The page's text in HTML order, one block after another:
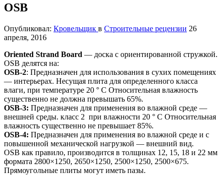
OSB
Опубликовал: Кровельщик в Строительные рецензии 26
апреля, 2016
Oriented Strand Board — доска с ориентированной стружкой.
OSB делятся на:
OSB-2: Предназначен для использования в сухих помещениях
— интерьерах. Несущая плита для определенного класса
влаги, при температуре 20 ° C Относительная влажность
существенно не должна превышать 65%.
OSB-3: Предназначен для применения во влажной среде —
внешней среды. класс 2 при влажности 20 ° C Относительная
влажность существенно не превышает 85%.
OSB-4: Предназначен для применения во влажной среде и с
повышенной механической нагрузкой — внешний вид.
OSB как правило, производится в толщинах 12, 15, 18 и 22 мм
формата 2800×1250, 2650×1250, 2500×1250, 2500×675.
Прямоугольные плиты могут иметь пазы.